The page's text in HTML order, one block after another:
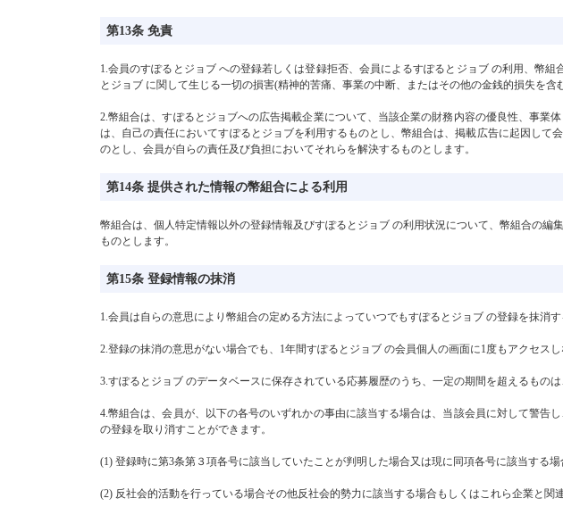
第13条 免責
1.会員のすぽるとジョブ への登録若しくは登録拒否、会員によるすぽるとジョブ の利用、幣
とジョブ に関して生じる一切の損害(精神的苦痛、事業の中断、またはその他の金銭的損失を
2.幣組合は、すぽるとジョブへの広告掲載企業について、当該企業の財務内容の優良性、事
は、自己の責任においてすぽるとジョブを利用するものとし、幣組合は、掲載広告に起因し
のとし、会員が自らの責任及び負担においてそれらを解決するものとします。
第14条 提供された情報の幣組合による利用
幣組合は、個人特定情報以外の登録情報及びすぽるとジョブ の利用状況について、幣組合の
ものとします。
第15条 登録情報の抹消
1.会員は自らの意思により幣組合の定める方法によっていつでもすぽるとジョブ の登録を抹消す
2.登録の抹消の意思がない場合でも、1年間すぽるとジョブ の会員個人の画面に1度もアクセス
3.すぽるとジョブ のデータベースに保存されている応募履歴のうち、一定の期間を超えるもの
4.幣組合は、会員が、以下の各号のいずれかの事由に該当する場合は、当該会員に対して警
の登録を取り消すことができます。
(1) 登録時に第3条第３項各号に該当していたことが判明した場合又は現に同項各号に該当する場
(2) 反社会的活動を行っている場合その他反社会的勢力に該当する場合もしくはこれら企業と関